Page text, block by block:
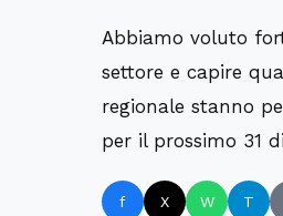
Abbiamo voluto
settore e capire
regionale stanno
per il prossimo 31
f X W T